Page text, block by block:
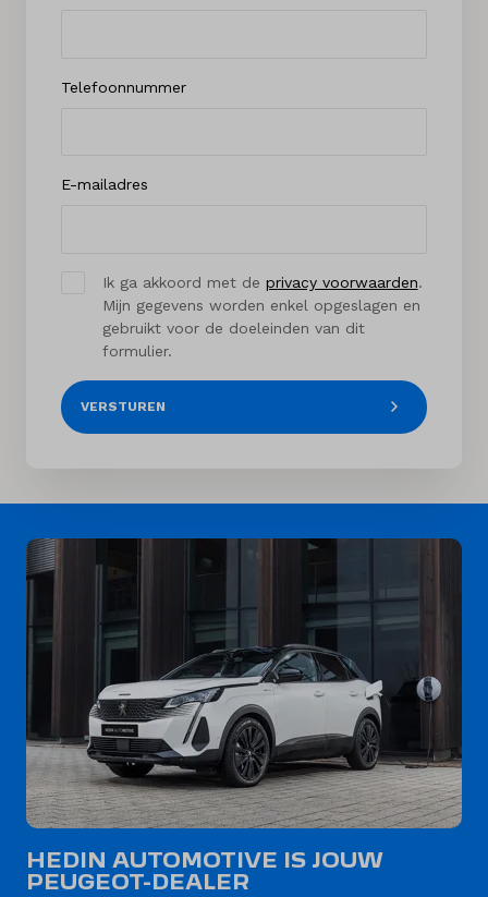
Telefoonnummer
E-mailadres
Ik ga akkoord met de privacy voorwaarden.
Mijn gegevens worden enkel opgeslagen en
gebruikt voor de doeleinden van dit
formulier.
VERSTUREN
HEDIN AUTOMOTIVE IS JOUW
PEUGEOT-DEALER